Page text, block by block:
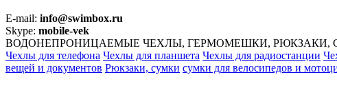
E-mail: info@swimbox.ru
Skype: mobile-vek
ВОДОНЕПРОНИЦАЕМЫЕ ЧЕХЛЫ, ГЕРМОМЕШКИ, РЮКЗАКИ,
Чехлы для телефона Чехлы для планшета Чехлы для радиостанции
вещей и документов Рюкзаки, сумки сумки для велосипедов и